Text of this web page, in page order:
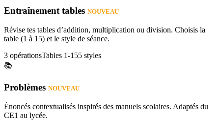
Entraînement tables NOUVEAU
Révise tes tables d’addition, multiplication ou division. Choisis la
table (1 à 15) et le style de séance.
3 opérationsTables 1-155 styles
📚
Problèmes NOUVEAU
Énoncés contextualisés inspirés des manuels scolaires. Adaptés du
CE1 au lycée.